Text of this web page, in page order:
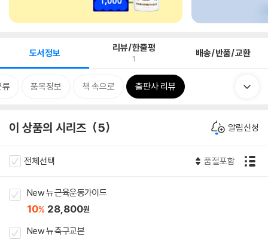
도서정보 리뷰/한줄평
1 배송/반품/교환
류 품목정보 책 속으로 출판사 리뷰
이 상품의 시리즈 5 알림신청
전체선택 품절포함
New 뉴 근육운동가이드
10% 28,800원
New 뉴 축구교본